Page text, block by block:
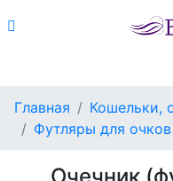
Главная
Кошельки,
Футляры для очков